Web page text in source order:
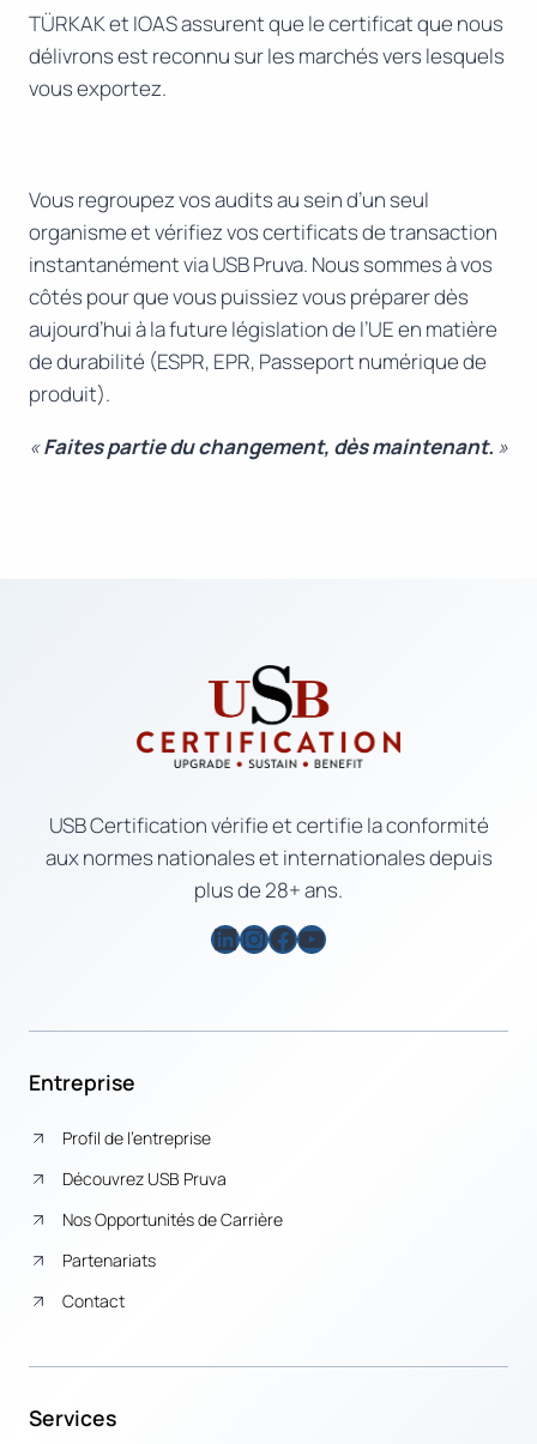
TÜRKAK et IOAS assurent que le certificat que nous
délivrons est reconnu sur les marchés vers lesquels
vous exportez.
Vous regroupez vos audits au sein d’un seul
organisme et vérifiez vos certificats de transaction
instantanément via USB Pruva. Nous sommes à vos
côtés pour que vous puissiez vous préparer dès
aujourd’hui à la future législation de l’UE en matière
de durabilité (ESPR, EPR, Passeport numérique de
produit).
«Faites partie du changement, dès maintenant. »
USB Certification vérifie et certifie la conformité
aux normes nationales et internationales depuis
plus de 28+ ans.
LinkedIn
Instagram
Facebook
YouTube
Entreprise
Profil de l’entreprise
Découvrez USB Pruva
Nos Opportunités de Carrière
Partenariats
Contact
Services